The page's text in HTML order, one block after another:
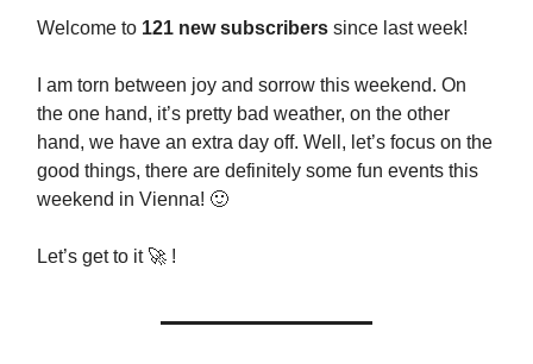
Welcome to 121 new subscribers since last week!
I am torn between joy and sorrow this weekend. On
the one hand, it’s pretty bad weather, on the other
hand, we have an extra day off. Well, let’s focus on the
good things, there are definitely some fun events this
weekend in Vienna! 🙂
Let’s get to it 🚀 !